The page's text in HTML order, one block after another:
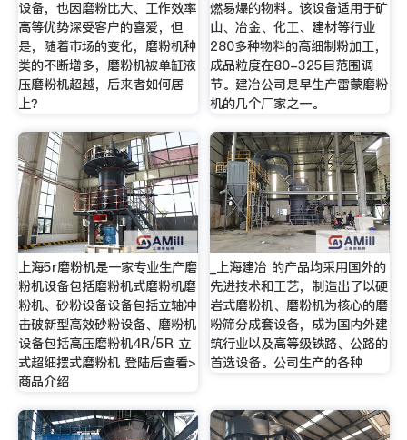
设备，也因磨粉比大、工作效率
高等优势深受客户的喜爱，但
是，随着市场的变化，磨粉机种
类的不断增多，磨粉机被单缸液
压磨粉机超越，后来者如何居
上？
燃易爆的物料。该设备适用于矿
山、冶金、化工、建材等行业
280多种物料的高细制粉加工，
成品粒度在80-325目范围调
节。建冶公司是早生产雷蒙磨粉
机的几个厂家之一。
上海5r磨粉机是一家专业生产磨
粉机设备包括磨粉机式磨粉机磨
粉机、砂粉设备设备包括立轴冲
击破新型高效砂粉设备、磨粉机
设备包括高压磨粉机4R/5R 立
式超细摆式磨粉机 登陆后查看>
商品介绍
_上海建冶 的产品均采用国外的
先进技术和工艺，制造出了以硬
岩式磨粉机、磨粉机为核心的磨
粉筛分成套设备，成为国内外建
筑行业以及高等级铁路、公路的
首选设备。公司生产的各种